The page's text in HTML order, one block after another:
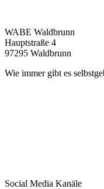
WABE Waldbrunn
Hauptstraße 4
97295 Waldbrunn
Wie immer gibt es
Social Media Kanäle